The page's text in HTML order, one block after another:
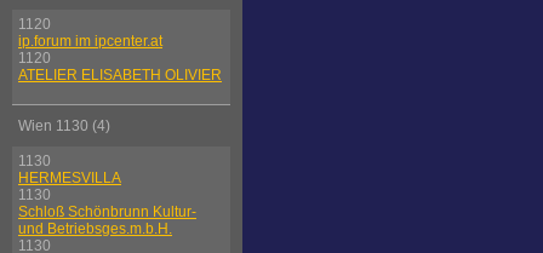
1120
ip.forum im ipcenter.at
1120
ATELIER ELISABETH OLIVIER
Wien 1130 (4)
1130
HERMESVILLA
1130
Schloß Schönbrunn Kultur-
und Betriebsges.m.b.H.
1130